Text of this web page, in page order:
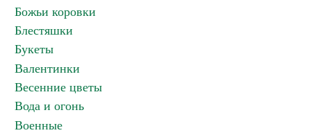
Божьи коровки
Блестяшки
Букеты
Валентинки
Весенние цветы
Вода и огонь
Военные